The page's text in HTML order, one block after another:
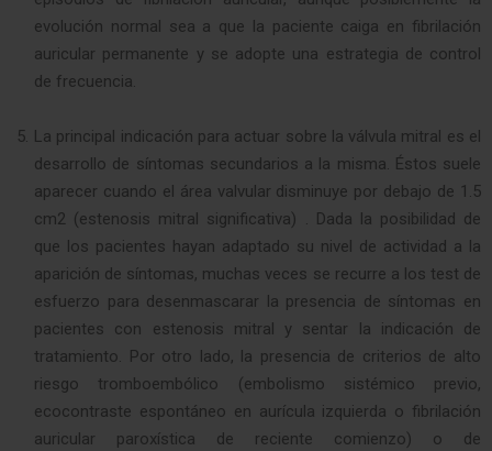
evolución normal sea a que la paciente caiga en fibrilación
auricular permanente y se adopte una estrategia de control
de frecuencia.
La principal indicación para actuar sobre la válvula mitral es el
desarrollo de síntomas secundarios a la misma. Éstos suele
aparecer cuando el área valvular disminuye por debajo de 1.5
cm2 (estenosis mitral significativa) . Dada la posibilidad de
que los pacientes hayan adaptado su nivel de actividad a la
aparición de síntomas, muchas veces se recurre a los test de
esfuerzo para desenmascarar la presencia de síntomas en
pacientes con estenosis mitral y sentar la indicación de
tratamiento. Por otro lado, la presencia de criterios de alto
riesgo tromboembólico (embolismo sistémico previo,
ecocontraste espontáneo en aurícula izquierda o fibrilación
auricular paroxística de reciente comienzo) o de